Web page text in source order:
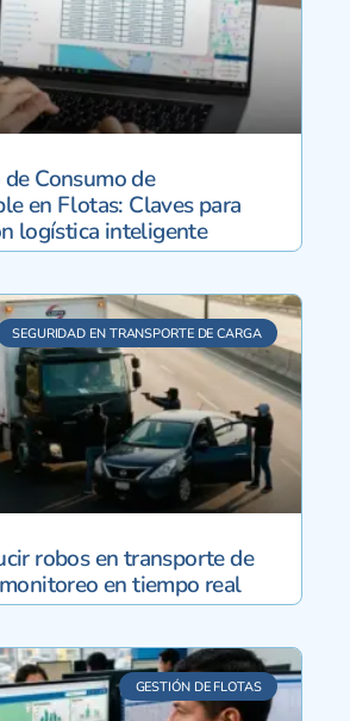
Consumo de
en Flotas: Claves para
logística inteligente
SEGURIDAD EN TRANSPORTE DE CARGA
robos en transporte de
en tiempo real
GESTIÓN DE FLOTAS